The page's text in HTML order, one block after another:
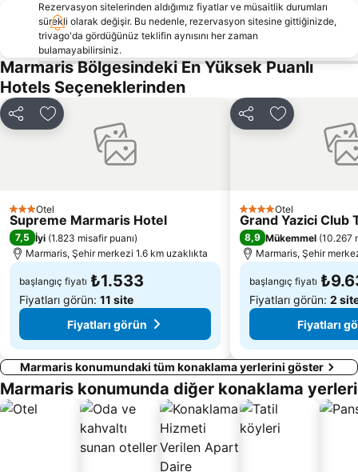
Marmaris Otobüs Terminali
Elli beach
Caretta Caretta Dalyan Culture and Tourism Festival
Netsel Marina Marmaris
Dalyanağzı
Aghios Nikolaos
Marmaris fountain
Kaunos
Dalyan Camii
Kapalıçarşı
Rhodes City Tour
Nimporios
Traditional Settlement of Chora of Symi
Emborio Traditional Settlement
Symi Island One day Cruise
Μedieval city of Rhodes
Saint Emilianos
Rhodos Sightseeing Train
Rezervasyon sitelerinden aldığımız fiyatlar ve müsaitlik durumları
sürekli olarak değişir. Bu nedenle, rezervasyon sitesine gittiğinizde,
trivago'da gördüğünüz teklifin aynısını her zaman
bulamayabilirsiniz.
Marmaris Bölgesindeki En Yüksek Puanlı
Hotels Seçeneklerinden
Paylaş Favorilerime ekle
3 YıldızOtel
Supreme Marmaris Hotel
7,5 İyi (1.823 misafir puanı)
Marmaris, Şehir merkezi 1.6 km uzaklıkta
başlangıç fiyatı ₺1.533
Fiyatları görün: 11 site
Fiyatları görün
Paylaş Favorilerime
4 YıldızOtel
Grand Yazici Club
8,9 Mükemmel (10.267
Marmaris, Şehir
başlangıç fiyatı
Fiyatları görün: 2
Fiyatları
Marmaris konumundaki tüm konaklama yerlerini göster
Marmaris konumunda diğer konaklama yerleri